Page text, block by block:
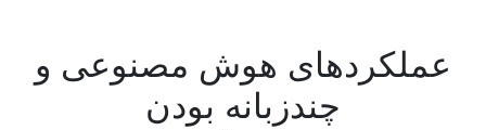
عملکردهای هوش مصنوعی و
چندزبانه بودن